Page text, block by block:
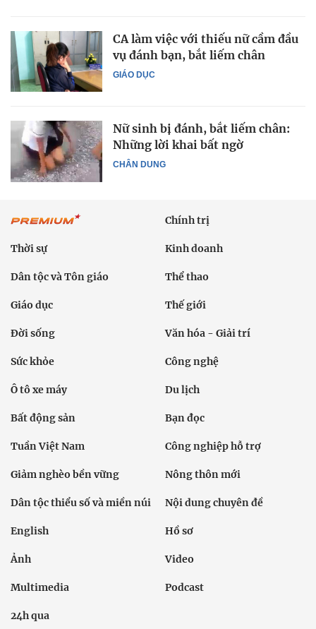
GIÁO DỤC
CA làm việc với thiếu nữ cầm đầu
vụ đánh bạn, bắt liếm chân
CHÂN DUNG
Nữ sinh bị đánh, bắt liếm chân:
Những lời khai bất ngờ
Chính trị
Thời sự Kinh doanh
Dân tộc và Tôn giáo Thể thao
Giáo dục Thế giới
Đời sống Văn hóa - Giải trí
Sức khỏe Công nghệ
Ô tô xe máy Du lịch
Bất động sản Bạn đọc
Tuần Việt Nam Công nghiệp hỗ trợ
Giảm nghèo bền vững Nông thôn mới
Dân tộc thiểu số và miền núi Nội dung chuyên đề
English Hồ sơ
Ảnh Video
Multimedia Podcast
24h qua